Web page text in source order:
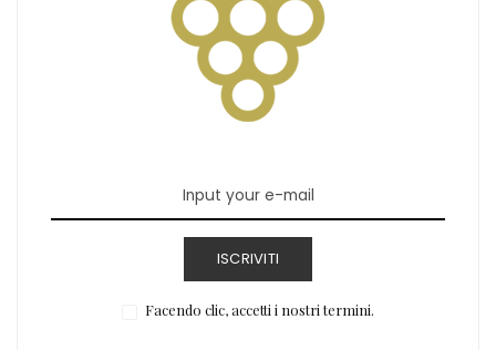
ISCRIVITI
Facendo clic, accetti i nostri termini.